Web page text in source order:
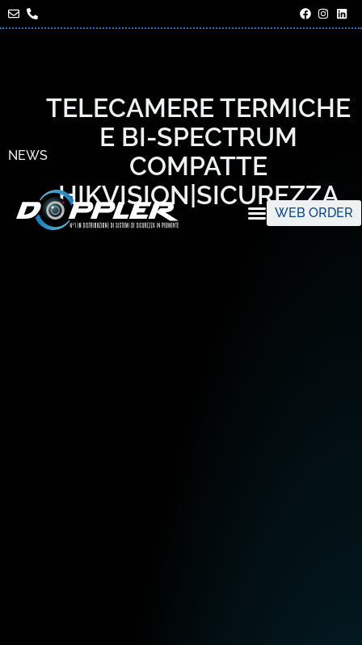
WEB ORDER
NEWS
TELECAMERE TERMICHE
E BI-SPECTRUM
COMPATTE
HIKVISION|SICUREZZA